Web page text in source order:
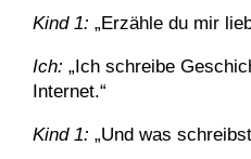
Kind 1: „Erzähle du mir
Ich: „Ich schreibe
Internet.“
Kind 1: „Und was